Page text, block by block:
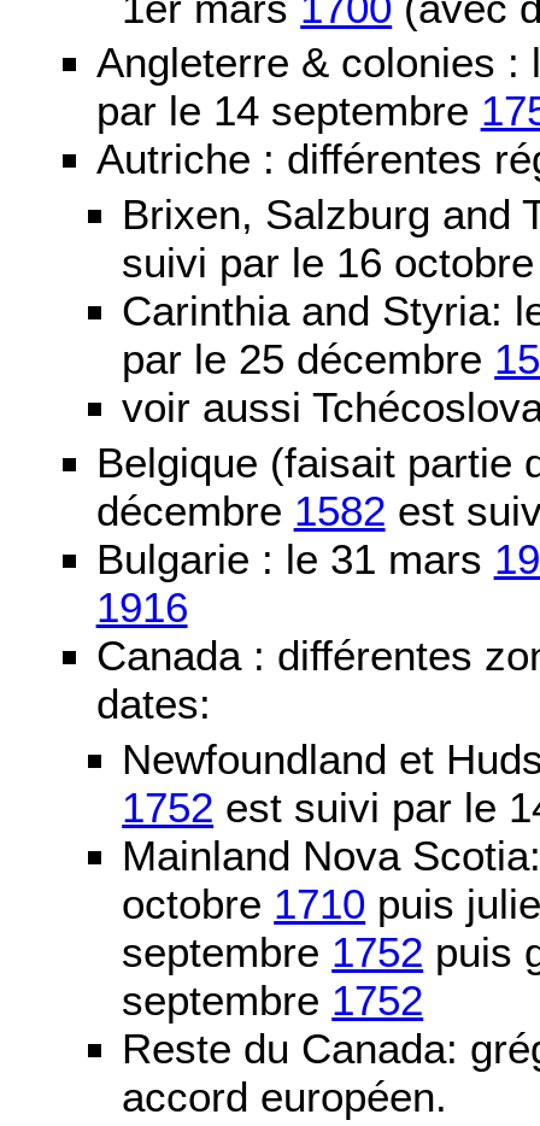
Angleterre & colonies
par le 14 septembre
Autriche : différentes
Brixen, Salzburg and
suivi par le 16
Carinthia and Styria:
par le 25 décembre
voir aussi
Belgique (faisait partie
décembre 1582 est
Bulgarie : le 31 mars
1916
Canada : différentes
dates:
Newfoundland et
1752 est suivi par le
Mainland Nova
octobre 1710 puis
septembre 1752 puis
septembre 1752
Reste du Canada:
accord européen.